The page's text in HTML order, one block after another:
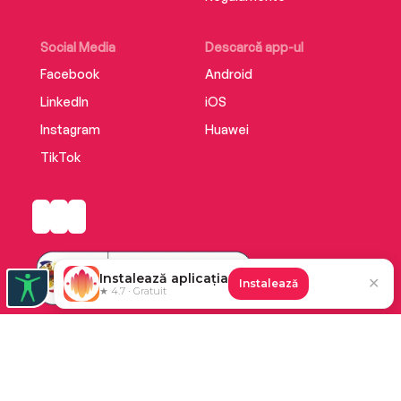
Social Media
Facebook
LinkedIn
Instagram
TikTok
Descarcă app-ul
Android
iOS
Huawei
Instalează aplicația
★ 4.7 · Gratuit
Instalează ✕